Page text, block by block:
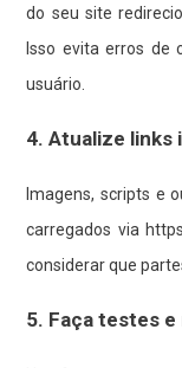
do seu site
Isso evita erros de
usuário.
4. Atualize
Imagens, scripts e
carregados via
considerar que
5. Faça testes